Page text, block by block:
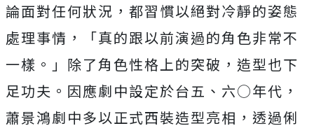
論面對任何狀況， 都習慣以絕對冷靜的姿態
處理事情，「真的跟以前演過的角色非常不
一樣。」除了角色性格上的突破， 造型也下
足功夫。因應劇中設定於台五、六○年代，
蕭景鴻劇中多以正式西裝造型亮相，透過俐